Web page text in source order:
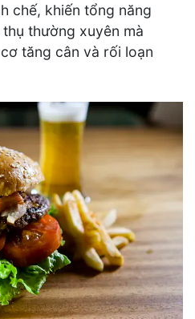
chế, khiến tổng năng
thường xuyên mà
tăng cân và rối loạn